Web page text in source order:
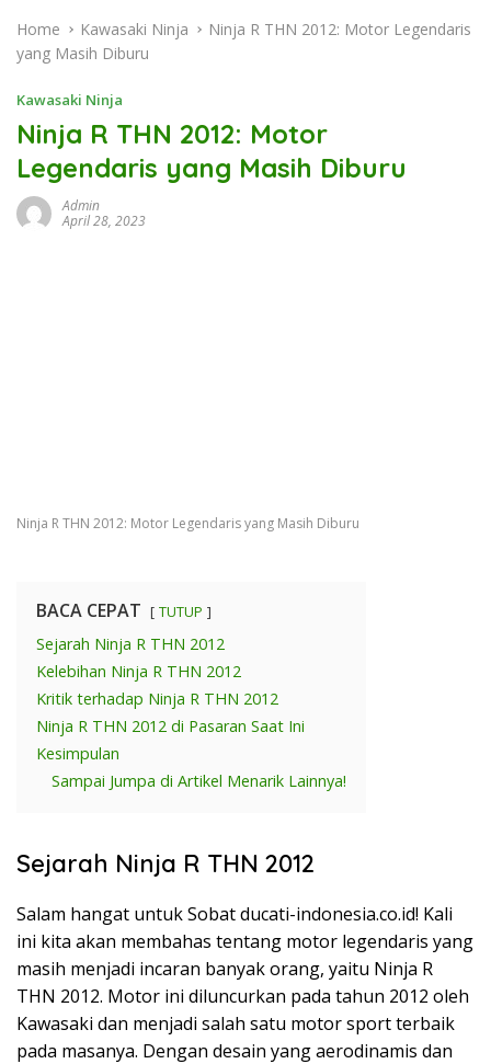
Home Kawasaki Ninja
Ninja R THN 2012: Motor Legendaris
yang Masih Diburu
Kawasaki Ninja
Ninja R THN 2012: Motor
Legendaris yang Masih Diburu
Admin
April 28, 2023
Ninja R THN 2012: Motor Legendaris yang Masih Diburu
BACA CEPAT TUTUP
Sejarah Ninja R THN 2012
Kelebihan Ninja R THN 2012
Kritik terhadap Ninja R THN 2012
Ninja R THN 2012 di Pasaran Saat Ini
Kesimpulan
Sampai Jumpa di Artikel Menarik Lainnya!
Sejarah Ninja R THN 2012
Salam hangat untuk Sobat ducati-indonesia.co.id! Kali
ini kita akan membahas tentang motor legendaris yang
masih menjadi incaran banyak orang, yaitu Ninja R
THN 2012. Motor ini diluncurkan pada tahun 2012 oleh
Kawasaki dan menjadi salah satu motor sport terbaik
pada masanya. Dengan desain yang aerodinamis dan